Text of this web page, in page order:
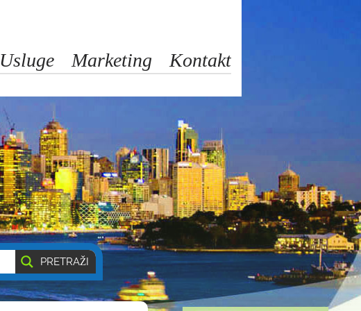
Usluge Marketing Kontakt
PRETRAŽI